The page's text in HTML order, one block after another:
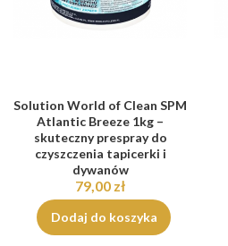
Solution World of Clean SPM
Atlantic Breeze 1kg –
skuteczny prespray do
czyszczenia tapicerki i
dywanów
79,00 zł
Dodaj do koszyka